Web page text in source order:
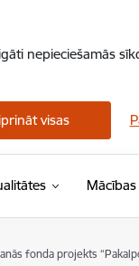
nepieciešamās
visas
Mācības
fonda projekts